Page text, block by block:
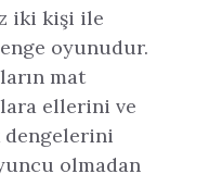
iki kişi ile
oyunudur.
mat
ellerini ve
dengelerini
olmadan